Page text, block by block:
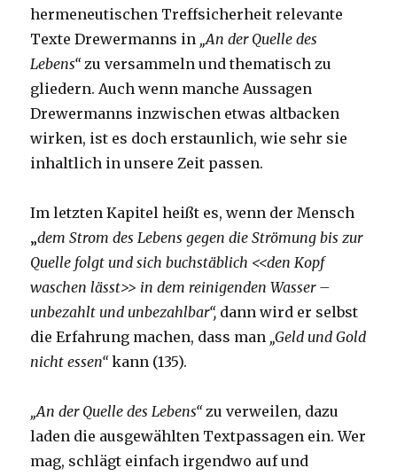
hermeneutischen Treffsicherheit relevante
Texte Drewermanns in „An der Quelle des
Lebens“zu versammeln und thematisch zu
gliedern. Auch wenn manche Aussagen
Drewermanns inzwischen etwas altbacken
wirken, ist es doch erstaunlich, wie sehr sie
inhaltlich in unsere Zeit passen.
Im letzten Kapitel heißt es, wenn der Mensch
„dem Strom des Lebens gegen die Strömung bis zur
Quelle folgt und sich buchstäblich <<den Kopf
waschen lässt>> in dem reinigenden Wasser –
unbezahlt und unbezahlbar“, dann wird er selbst
die Erfahrung machen, dass man „Geld und Gold
nicht essen“kann (135).
„An der Quelle des Lebens“zu verweilen, dazu
laden die ausgewählten Textpassagen ein. Wer
mag, schlägt einfach irgendwo auf und